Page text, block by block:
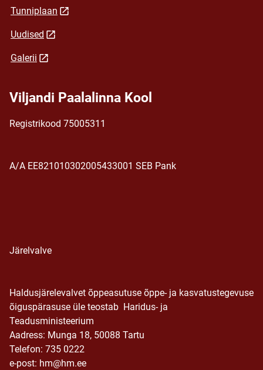
Tunniplaan
Uudised
Galerii
Viljandi Paalalinna Kool
Registrikood 75005311
A/A EE821010302005433001 SEB Pank
Järelvalve
Haldusjärelevalvet õppeasutuse õppe- ja kasvatustegevuse
õiguspärasuse üle teostab Haridus- ja
Teadusministeerium
Aadress: Munga 18, 50088 Tartu
Telefon: 735 0222
e-post: hm@hm.ee